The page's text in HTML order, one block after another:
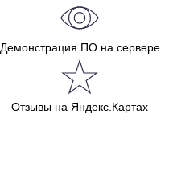
Демонстрация ПО на сервере
Отзывы на Яндекс.Картах